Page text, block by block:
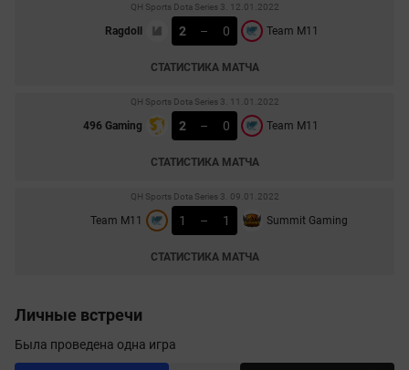
QH Sports Dota Series 3. 12.01.2022
Ragdoll 2 – 0 Team M11
СТАТИСТИКА МАТЧА
QH Sports Dota Series 3. 11.01.2022
496 Gaming 2 – 0 Team M11
СТАТИСТИКА МАТЧА
QH Sports Dota Series 3. 09.01.2022
Team M11 1 – 1 Summit Gaming
СТАТИСТИКА МАТЧА
Личные встречи
Была проведена одна игра